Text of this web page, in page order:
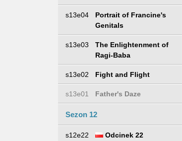
s13e04
Portrait of Francine's
Genitals
s13e03
The Enlightenment of
Ragi-Baba
s13e02 Fight and Flight
s13e01 Father's Daze
Sezon 12
s12e22 Odcinek 22